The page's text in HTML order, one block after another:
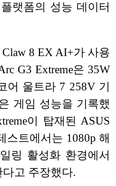
랫폼의 성능 데이터
8 EX AI+가 사용
G3 Extreme은 35W
어 울트라 7 258V 기
게임 성능을 기록했
이 탑재된 ASUS
스트에서는 1080p 해
링 활성화 환경에서
고 주장했다.